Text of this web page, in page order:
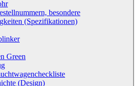
besondere
(Spezifikationen)
Green
(Design)